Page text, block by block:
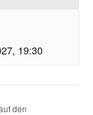
19:30
den